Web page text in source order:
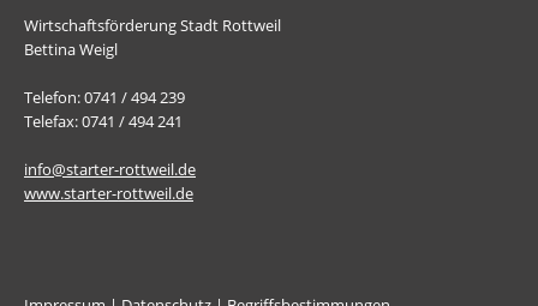
Wirtschaftsförderung Stadt Rottweil
Bettina Weigl
Telefon: 0741 / 494 239
Telefax: 0741 / 494 241
info@starter-rottweil.de
www.starter-rottweil.de